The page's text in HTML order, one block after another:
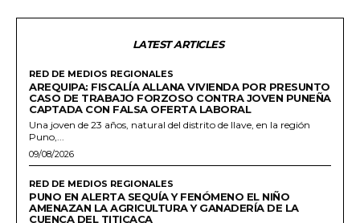
LATEST ARTICLES
RED DE MEDIOS REGIONALES
AREQUIPA: FISCALÍA ALLANA VIVIENDA POR PRESUNTO
CASO DE TRABAJO FORZOSO CONTRA JOVEN PUNEÑA
CAPTADA CON FALSA OFERTA LABORAL
Una joven de 23 años, natural del distrito de Ilave, en la región
Puno,...
09/08/2026
RED DE MEDIOS REGIONALES
PUNO EN ALERTA SEQUÍA Y FENÓMENO EL NIÑO
AMENAZAN LA AGRICULTURA Y GANADERÍA DE LA
CUENCA DEL TITICACA